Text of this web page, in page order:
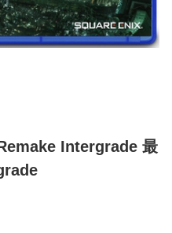
Intergrade 最